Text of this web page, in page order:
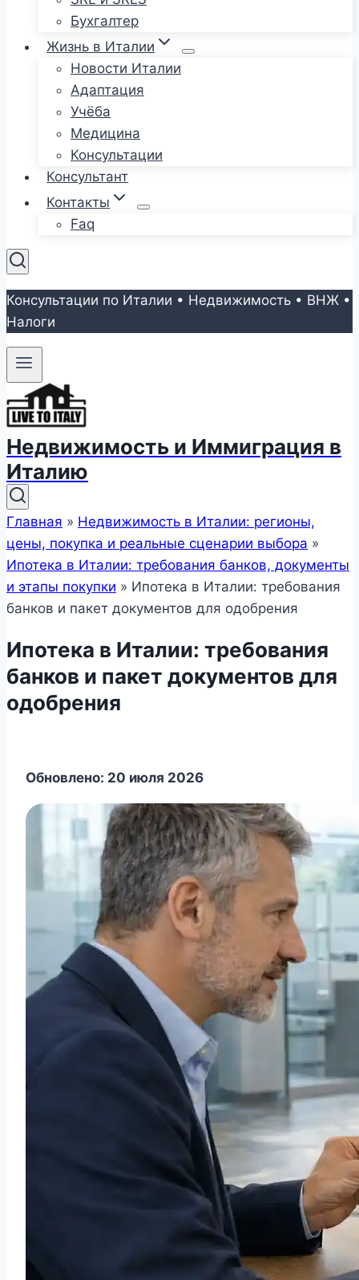
Бухгалтер
Жизнь в Италии
Новости Италии
Адаптация
Учёба
Медицина
Консультации
Консультант
Контакты
Faq
Консультации по Италии • Недвижимость • ВНЖ •
Налоги
Недвижимость и Иммиграция в
Италию
Главная » Недвижимость в Италии: регионы,
цены, покупка и реальные сценарии выбора »
Ипотека в Италии: требования банков, документы
и этапы покупки » Ипотека в Италии: требования
банков и пакет документов для одобрения
Ипотека в Италии: требования
банков и пакет документов для
одобрения
Обновлено: 20 июля 2026